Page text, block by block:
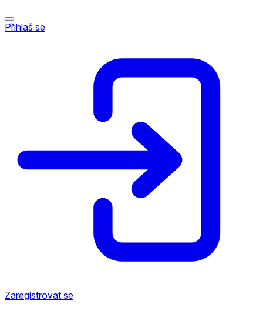
Přihlaš se
Zaregistrovat se